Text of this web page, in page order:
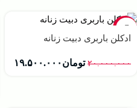
-3%
ادکلن باربری دبیت زنانه
۲۰.۰۰۰.۰۰۰ تومان ۱۹.۵۰۰.۰۰۰